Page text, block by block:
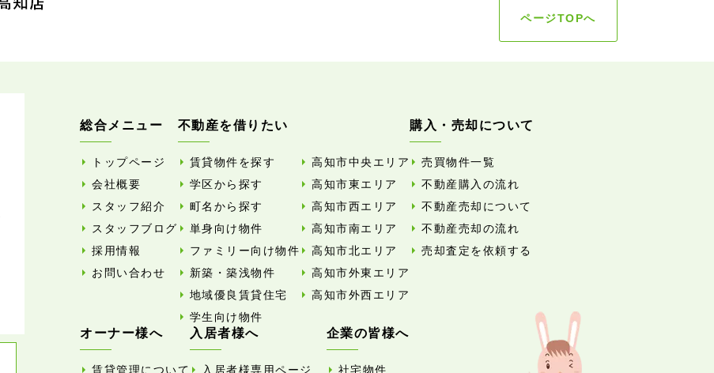
ページTOPへ
総合メニュー
トップページ
会社概要
スタッフ紹介
スタッフブログ
採用情報
お問い合わせ
不動産を借りたい
賃貸物件を探す
学区から探す
町名から探す
単身向け物件
ファミリー向け物件
新築・築浅物件
地域優良賃貸住宅
学生向け物件
高知市中央エリア
高知市東エリア
高知市西エリア
高知市南エリア
高知市北エリア
高知市外東エリア
高知市外西エリア
購入・売却について
売買物件一覧
不動産購入の流れ
不動産売却について
不動産売却の流れ
売却査定を依頼する
オーナー様へ
賃貸管理について
入居者様へ
入居者様専用ページ
企業の皆様へ
社宅物件